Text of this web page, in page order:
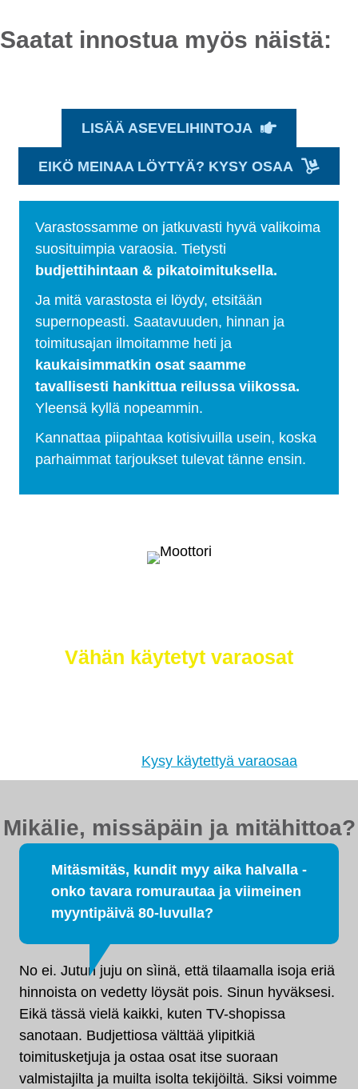
Saatat innostua myös näistä:
Varastossamme on jatkuvasti hyvä valikoima
suosituimpia varaosia. Tietysti
budjettihintaan & pikatoimituksella.
Ja mitä varastosta ei löydy, etsitään
supernopeasti. Saatavuuden, hinnan ja
toimitusajan ilmoitamme heti ja
kaukaisimmatkin osat saamme
tavallisesti hankittua reilussa viikossa.
Yleensä kyllä nopeammin.
Kannattaa piipahtaa kotisivuilla usein, koska
parhaimmat tarjoukset tulevat tänne ensin.
LISÄÄ ASEVELIHINTOJA
EIKÖ MEINAA LÖYTYÄ? KYSY OSAA
Vähän käytetyt varaosat
Kysy käytettyä varaosaa
Mikälie, missäpäin ja mitähittoa?
Mitäsmitäs, kundit myy aika halvalla -
onko tavara romurautaa ja viimeinen
myyntipäivä 80-luvulla?
No ei. Jutun juju on sìinä, että tilaamalla isoja eriä
hinnoista on vedetty löysät pois. Sinun hyväksesi.
Eikä tässä vielä kaikki, kuten TV-shopissa
sanotaan. Budjettiosa välttää ylipitkiä
toimitusketjuja ja ostaa osat itse suoraan
valmistajilta ja muilta isolta tekijöiltä. Siksi voimme